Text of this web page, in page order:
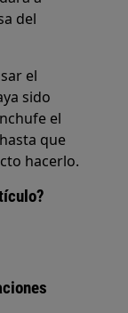
del
el
sido
el
que
hacerlo.